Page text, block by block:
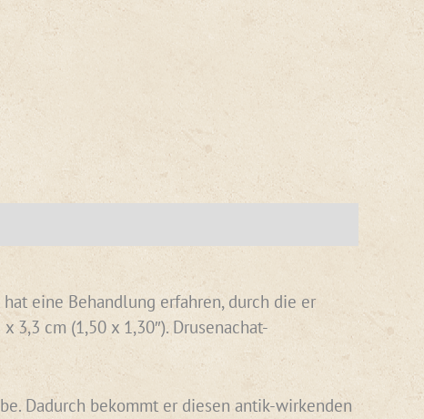
eine Behandlung erfahren, durch die er
3,3 cm (1,50 x 1,30″). Drusenachat-
Dadurch bekommt er diesen antik-wirkenden